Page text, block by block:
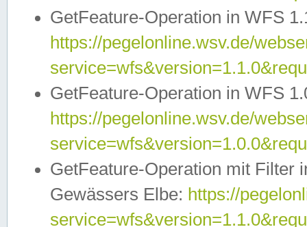
GetFeature-Operation in WFS
https://pegelonline.wsv.de/
GetFeature-Operation in WFS
https://pegelonline.wsv.de/
GetFeature-Operation mit Filter
Gewässers Elbe: https://